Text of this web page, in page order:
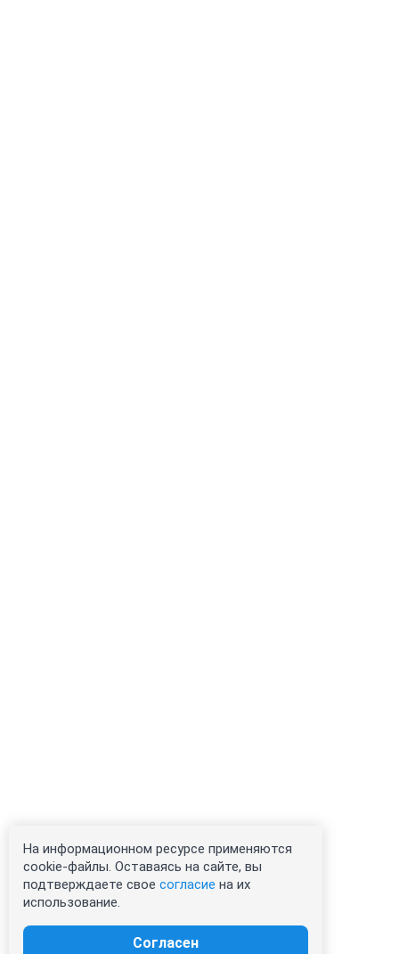
На информационном ресурсе применяются
cookie-файлы. Оставаясь на сайте, вы
подтверждаете свое согласие на их
использование.
Согласен